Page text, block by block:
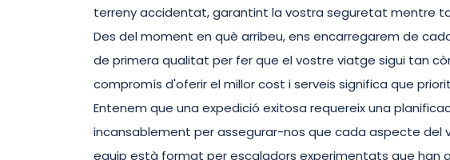
terreny accidentat, garantint la vostra seguretat mentre
Des del moment en què arribeu, ens encarregarem de
de primera qualitat per fer que el vostre viatge sigui tan
compromís d'oferir el millor cost i serveis significa que
Entenem que una expedició exitosa requereix una
incansablement per assegurar-nos que cada aspecte del
equip està format per escaladors experimentats que han